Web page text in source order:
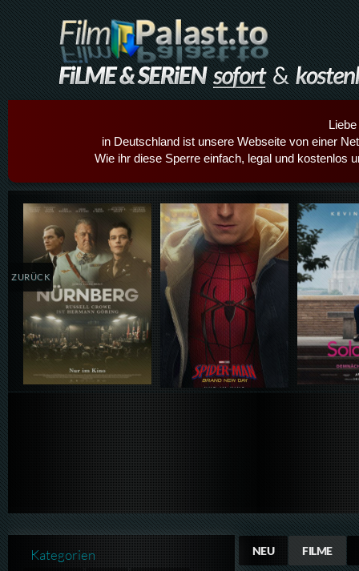
in Deutschland ist unsere Webseite von einer
Wie ihr diese Sperre einfach, legal und kostenlos
Details,Play Details,Play
ZURÜCK
NEU FILME
Kategorien